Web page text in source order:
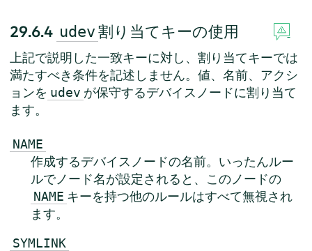
29.6.4 udev 割り当てキーの使用
上記で説明した一致キーに対し、割り当てキーでは
満たすべき条件を記述しません。値、名前、アクシ
ョンを udev が保守するデバイスノードに割り当て
ます。
NAME
作成するデバイスノードの名前。いったんルー
ルでノード名が設定されると、このノードの
NAME キーを持つ他のルールはすべて無視され
ます。
SYMLINK